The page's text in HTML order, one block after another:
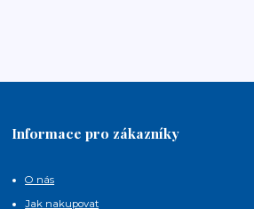
Informace pro zákazníky
O nás
Jak nakupovat